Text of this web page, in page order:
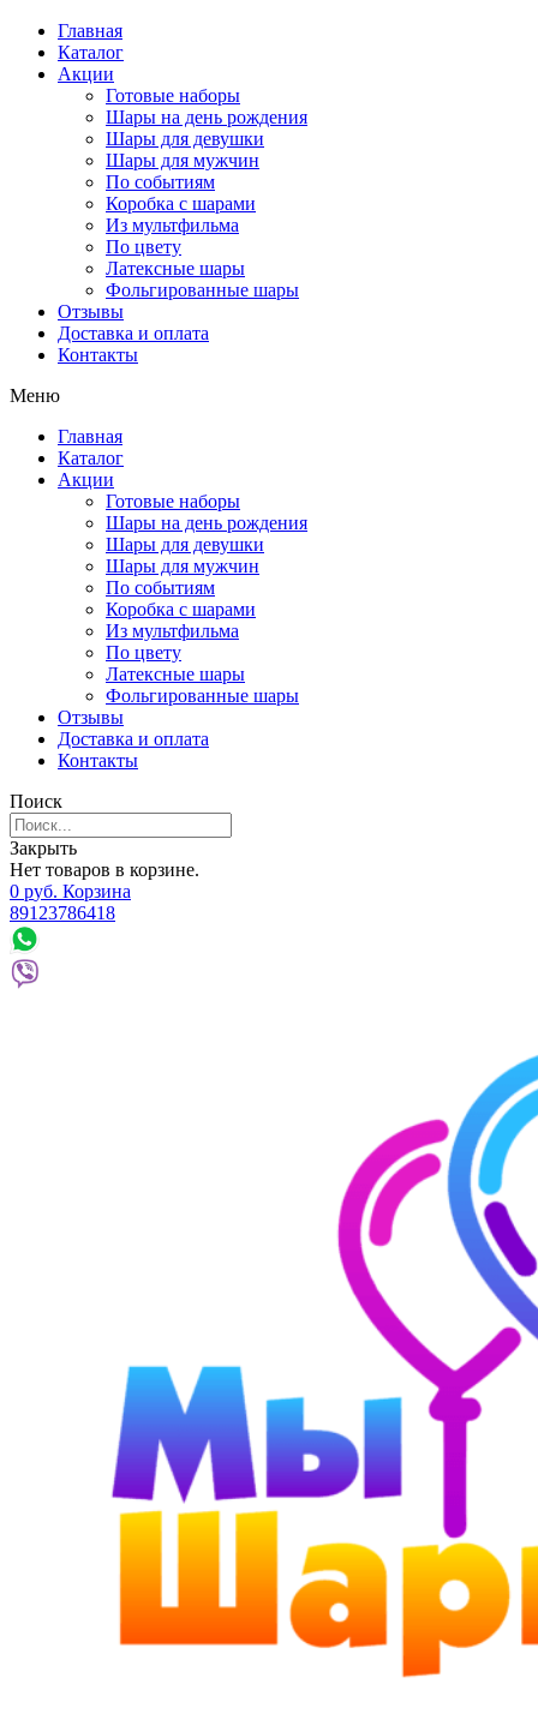
Главная
Каталог
Акции
Готовые наборы
Шары на день рождения
Шары для девушки
Шары для мужчин
По событиям
Коробка с шарами
Из мультфильма
По цвету
Латексные шары
Фольгированные шары
Отзывы
Доставка и оплата
Контакты
Меню
Главная
Каталог
Акции
Готовые наборы
Шары на день рождения
Шары для девушки
Шары для мужчин
По событиям
Коробка с шарами
Из мультфильма
По цвету
Латексные шары
Фольгированные шары
Отзывы
Доставка и оплата
Контакты
Поиск
Закрыть
Нет товаров в корзине.
0 руб. Корзина
89123786418